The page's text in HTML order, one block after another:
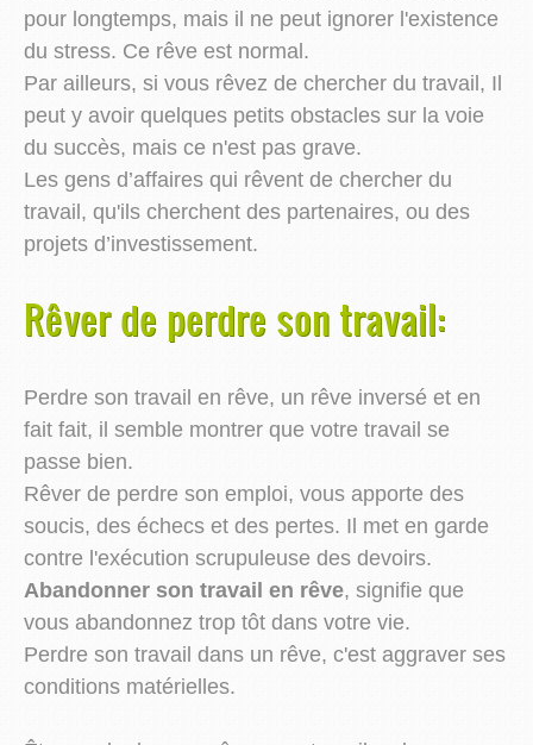
pour longtemps, mais il ne peut ignorer l'existence
du stress. Ce rêve est normal.
Par ailleurs, si vous rêvez de chercher du travail, Il
peut y avoir quelques petits obstacles sur la voie
du succès, mais ce n'est pas grave.
Les gens d’affaires qui rêvent de chercher du
travail, qu'ils cherchent des partenaires, ou des
projets d’investissement.
Rêver de perdre son travail:
Perdre son travail en rêve, un rêve inversé et en
fait fait, il semble montrer que votre travail se
passe bien.
Rêver de perdre son emploi, vous apporte des
soucis, des échecs et des pertes. Il met en garde
contre l'exécution scrupuleuse des devoirs.
Abandonner son travail en rêve, signifie que
vous abandonnez trop tôt dans votre vie.
Perdre son travail dans un rêve, c'est aggraver ses
conditions matérielles.